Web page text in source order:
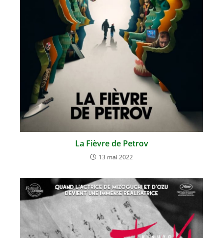
La Fièvre de Petrov
13 mai 2022